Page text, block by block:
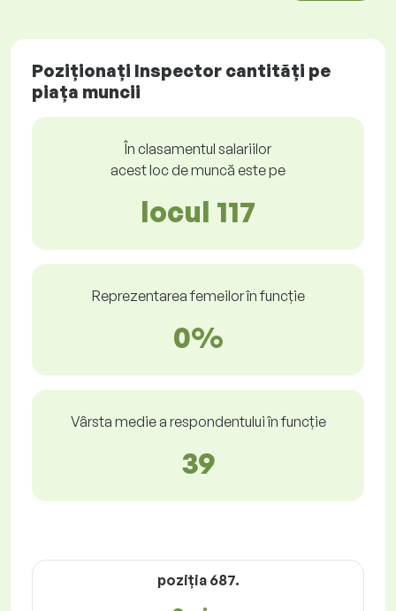
Poziționați Inspector cantități pe
piața muncii
În clasamentul salariilor
acest loc de muncă este pe
locul 117
Reprezentarea femeilor în funcție
0%
Vârsta medie a respondentului în funcție
39
poziţia 687.